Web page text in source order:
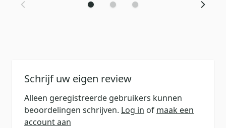
Schrijf uw eigen review
Alleen geregistreerde gebruikers kunnen
beoordelingen schrijven. Log in of maak een
account aan